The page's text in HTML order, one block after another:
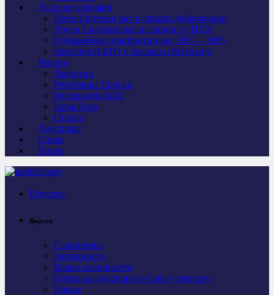
Да се не заборави
Први Свјeтски рат и српски добровољци
Други Свјетски рат и геноцид у НДХ
Одбрамбено отаџбински рат 1991 – 1995
Агресија НАТО и Косово и Метохија
Регион
Хрватска
Република Српска
Федерација БиХ
Црна Гора
Остало
Дијаспора
Спорт
Видео
Почетна
Вијести
Саопштења
Активности
Важне активности
Одбор за дијаспору и Србе у региону
Најаве